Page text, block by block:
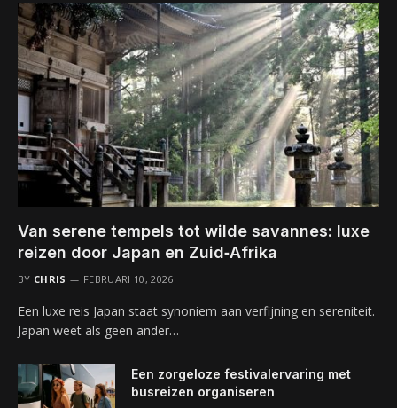
Van serene tempels tot wilde savannes: luxe
reizen door Japan en Zuid‑Afrika
BY CHRIS FEBRUARI 10, 2026
Een luxe reis Japan staat synoniem aan verfijning en sereniteit.
Japan weet als geen ander…
Een zorgeloze festivalervaring met
busreizen organiseren